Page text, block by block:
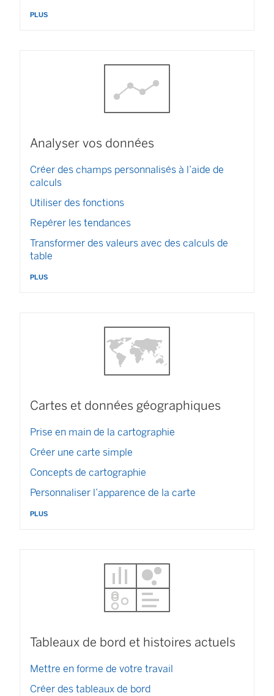
plus
Analyser vos données
Créer des champs personnalisés à l’aide de
calculs
Utiliser des fonctions
Repérer les tendances
Transformer des valeurs avec des calculs de
table
plus
Cartes et données géographiques
Prise en main de la cartographie
Créer une carte simple
Concepts de cartographie
Personnaliser l’apparence de la carte
plus
Tableaux de bord et histoires actuels
Mettre en forme de votre travail
Créer des tableaux de bord